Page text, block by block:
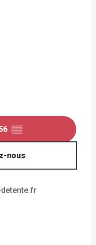
▒▒
nous